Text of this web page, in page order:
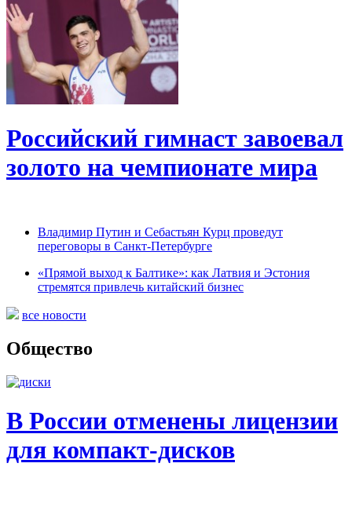
Российский гимнаст завоевал
золото на чемпионате мира
Владимир Путин и Себастьян Курц проведут
переговоры в Санкт-Петербурге
«Прямой выход к Балтике»: как Латвия и Эстония
стремятся привлечь китайский бизнес
все новости
Общество
В России отменены лицензии
для ком­пакт-дис­ков